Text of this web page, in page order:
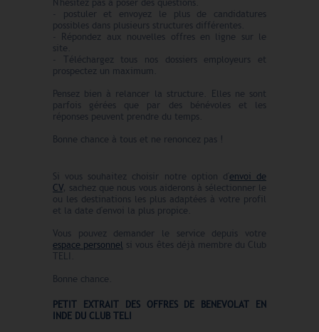
N'hésitez pas à poser des questions.
- postuler et envoyez le plus de candidatures
possibles dans plusieurs structures différentes.
- Répondez aux nouvelles offres en ligne sur le
site.
- Téléchargez tous nos dossiers employeurs et
prospectez un maximum.
Pensez bien à relancer la structure. Elles ne sont
parfois gérées que par des bénévoles et les
réponses peuvent prendre du temps.
Bonne chance à tous et ne renoncez pas !
Si vous souhaitez choisir notre option d' envoi de
CV, sachez que nous vous aiderons à sélectionner le
ou les destinations les plus adaptées à votre profil
et la date d'envoi la plus propice.
Vous pouvez demander le service depuis votre
espace personnel si vous êtes déjà membre du Club
TELI.
Bonne chance.
PETIT EXTRAIT DES OFFRES DE BENEVOLAT EN
INDE DU CLUB TELI